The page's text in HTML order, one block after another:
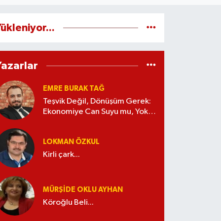
EMRE BURAK TAĞ
Teşvik Değil, Dönüşüm Gerek:
Ekonomiye Can Suyu mu, Yoksa
LOKMAN ÖZKUL
Kirli çark...
MÜRŞIDE OKLU AYHAN
Köroğlu Beli...